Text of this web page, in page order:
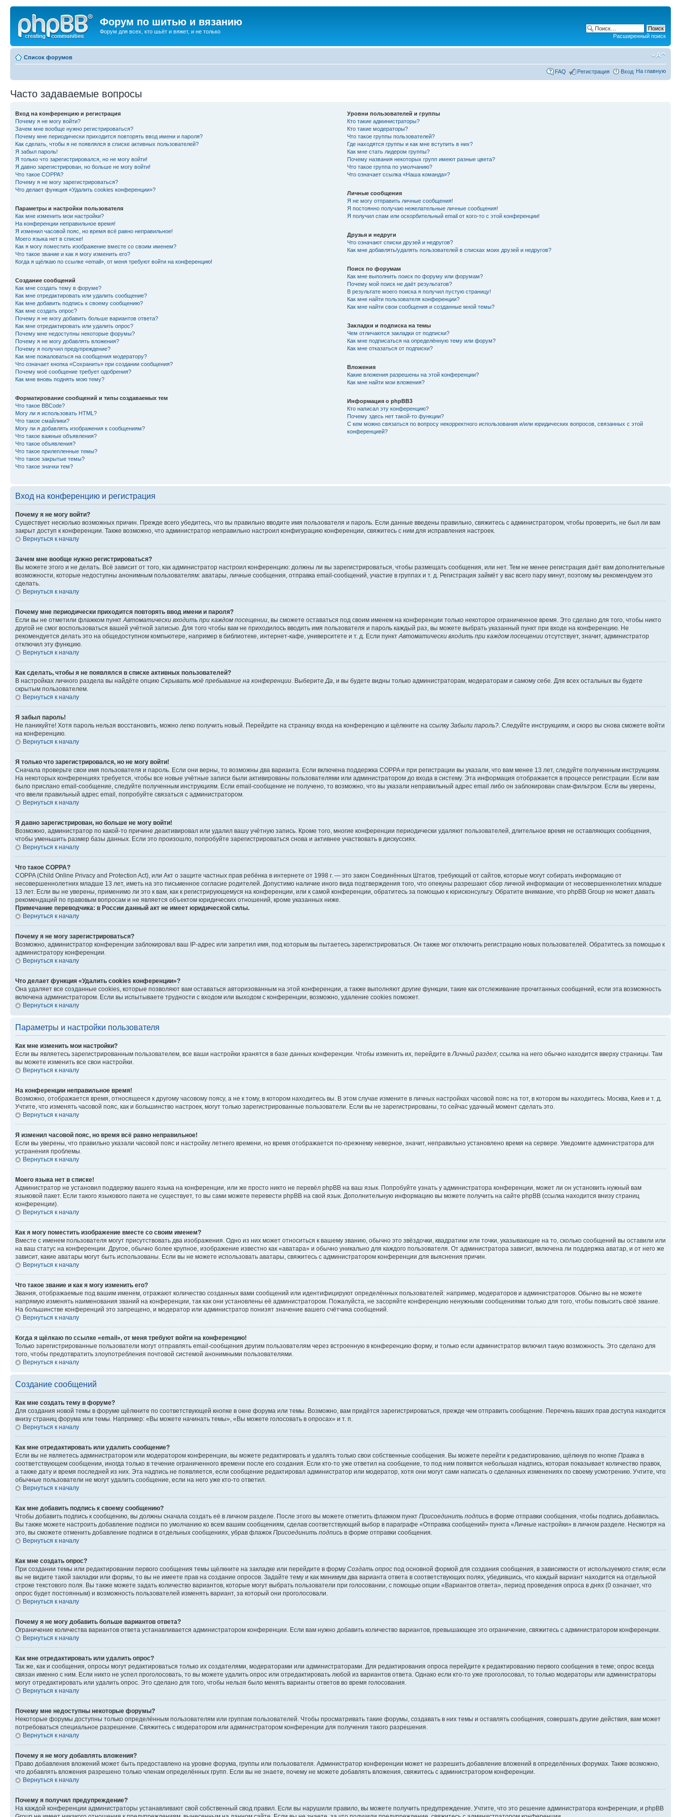
Форум по шитью и вязанию
Форум для всех, кто шьёт и вяжет, и не только
Расширенный поиск
Список форумов
FAQ Регистрация Вход На главную
Часто задаваемые вопросы
Вход на конференцию и регистрация
Почему я не могу войти?
Зачем мне вообще нужно регистрироваться?
Почему мне периодически приходится повторять ввод имени и пароля?
Как сделать, чтобы я не появлялся в списке активных пользователей?
Я забыл пароль!
Я только что зарегистрировался, но не могу войти!
Я давно зарегистрирован, но больше не могу войти!
Что такое COPPA?
Почему я не могу зарегистрироваться?
Что делает функция «Удалить cookies конференции»?
Параметры и настройки пользователя
Как мне изменить мои настройки?
На конференции неправильное время!
Я изменил часовой пояс, но время всё равно неправильное!
Моего языка нет в списке!
Как я могу поместить изображение вместе со своим именем?
Что такое звание и как я могу изменить его?
Когда я щёлкаю по ссылке «email», от меня требуют войти на конференцию!
Создание сообщений
Как мне создать тему в форуме?
Как мне отредактировать или удалить сообщение?
Как мне добавить подпись к своему сообщению?
Как мне создать опрос?
Почему я не могу добавить больше вариантов ответа?
Как мне отредактировать или удалить опрос?
Почему мне недоступны некоторые форумы?
Почему я не могу добавлять вложения?
Почему я получил предупреждение?
Как мне пожаловаться на сообщения модератору?
Что означает кнопка «Сохранить» при создании сообщения?
Почему моё сообщение требует одобрения?
Как мне вновь поднять мою тему?
Форматирование сообщений и типы создаваемых тем
Что такое BBCode?
Могу ли я использовать HTML?
Что такое смайлики?
Могу ли я добавлять изображения к сообщениям?
Что такое важные объявления?
Что такое объявления?
Что такое прилепленные темы?
Что такое закрытые темы?
Что такое значки тем?
Уровни пользователей и группы
Кто такие администраторы?
Кто такие модераторы?
Что такое группы пользователей?
Где находятся группы и как мне вступить в них?
Как мне стать лидером группы?
Почему названия некоторых групп имеют разные цвета?
Что такое группа по умолчанию?
Что означает ссылка «Наша команда»?
Личные сообщения
Я не могу отправить личные сообщения!
Я постоянно получаю нежелательные личные сообщения!
Я получил спам или оскорбительный email от кого-то с этой конференции!
Друзья и недруги
Что означают списки друзей и недругов?
Как мне добавлять/удалять пользователей в списках моих друзей и недругов?
Поиск по форумам
Как мне выполнить поиск по форуму или форумам?
Почему мой поиск не даёт результатов?
В результате моего поиска я получил пустую страницу!
Как мне найти пользователя конференции?
Как мне найти свои сообщения и созданные мной темы?
Закладки и подписка на темы
Чем отличаются закладки от подписки?
Как мне подписаться на определённую тему или форум?
Как мне отказаться от подписки?
Вложения
Какие вложения разрешены на этой конференции?
Как мне найти мои вложения?
Информация о phpBB3
Кто написал эту конференцию?
Почему здесь нет такой-то функции?
С кем можно связаться по вопросу некорректного использования и/или юридических вопросов, связанных с этой
конференцией?
Вход на конференцию и регистрация
Почему я не могу войти?
Существует несколько возможных причин. Прежде всего убедитесь, что вы правильно вводите имя пользователя и пароль. Если данные введены правильно, свяжитесь с администратором, чтобы проверить, не был ли вам
закрыт доступ к конференции. Также возможно, что администратор неправильно настроил конфигурацию конференции, свяжитесь с ним для исправления настроек.
Вернуться к началу
Зачем мне вообще нужно регистрироваться?
Вы можете этого и не делать. Всё зависит от того, как администратор настроил конференцию: должны ли вы зарегистрироваться, чтобы размещать сообщения, или нет. Тем не менее регистрация даёт вам дополнительные
возможности, которые недоступны анонимным пользователям: аватары, личные сообщения, отправка email-сообщений, участие в группах и т. д. Регистрация займёт у вас всего пару минут, поэтому мы рекомендуем это
сделать.
Вернуться к началу
Почему мне периодически приходится повторять ввод имени и пароля?
Если вы не отметили флажком пункт Автоматически входить при каждом посещении , вы сможете оставаться под своим именем на конференции только некоторое ограниченное время. Это сделано для того, чтобы никто
другой не смог воспользоваться вашей учётной записью. Для того чтобы вам не приходилось вводить имя пользователя и пароль каждый раз, вы можете выбрать указанный пункт при входе на конференцию. Не
рекомендуется делать это на общедоступном компьютере, например в библиотеке, интернет-кафе, университете и т. д. Если пункт Автоматически входить при каждом посещении отсутствует, значит, администратор
отключил эту функцию.
Вернуться к началу
Как сделать, чтобы я не появлялся в списке активных пользователей?
В настройках личного раздела вы найдёте опцию Скрывать моё пребывание на конференции . Выберите Да , и вы будете видны только администраторам, модераторам и самому себе. Для всех остальных вы будете
скрытым пользователем.
Вернуться к началу
Я забыл пароль!
Не паникуйте! Хотя пароль нельзя восстановить, можно легко получить новый. Перейдите на страницу входа на конференцию и щёлкните на ссылку Забыли пароль? . Следуйте инструкциям, и скоро вы снова сможете войти
на конференцию.
Вернуться к началу
Я только что зарегистрировался, но не могу войти!
Сначала проверьте свои имя пользователя и пароль. Если они верны, то возможны два варианта. Если включена поддержка COPPA и при регистрации вы указали, что вам менее 13 лет, следуйте полученным инструкциям.
На некоторых конференциях требуется, чтобы все новые учётные записи были активированы пользователями или администратором до входа в систему. Эта информация отображается в процессе регистрации. Если вам
было прислано email-сообщение, следуйте полученным инструкциям. Если email-сообщение не получено, то возможно, что вы указали неправильный адрес email либо он заблокирован спам-фильтром. Если вы уверены,
что ввели правильный адрес email, попробуйте связаться с администратором.
Вернуться к началу
Я давно зарегистрирован, но больше не могу войти!
Возможно, администратор по какой-то причине деактивировал или удалил вашу учётную запись. Кроме того, многие конференции периодически удаляют пользователей, длительное время не оставляющих сообщения,
чтобы уменьшить размер базы данных. Если это произошло, попробуйте зарегистрироваться снова и активнее участвовать в дискуссиях.
Вернуться к началу
Что такое COPPA?
COPPA (Child Online Privacy and Protection Act), или Акт о защите частных прав ребёнка в интернете от 1998 г. — это закон Соединённых Штатов, требующий от сайтов, которые могут собирать информацию от
несовершеннолетних младше 13 лет, иметь на это письменное согласие родителей. Допустимо наличие иного вида подтверждения того, что опекуны разрешают сбор личной информации от несовершеннолетних младше
13 лет. Если вы не уверены, применимо ли это к вам, как к регистрирующемуся на конференции, или к самой конференции, обратитесь за помощью к юрисконсульту. Обратите внимание, что phpBB Group не может давать
рекомендаций по правовым вопросам и не является объектом юридических отношений, кроме указанных ниже.
Примечание переводчика: в России данный акт не имеет юридической силы.
Вернуться к началу
Почему я не могу зарегистрироваться?
Возможно, администратор конференции заблокировал ваш IP-адрес или запретил имя, под которым вы пытаетесь зарегистрироваться. Он также мог отключить регистрацию новых пользователей. Обратитесь за помощью к
администратору конференции.
Вернуться к началу
Что делает функция «Удалить cookies конференции»?
Она удаляет все созданные cookies, которые позволяют вам оставаться авторизованным на этой конференции, а также выполняют другие функции, такие как отслеживание прочитанных сообщений, если эта возможность
включена администратором. Если вы испытываете трудности с входом или выходом с конференции, возможно, удаление cookies поможет.
Вернуться к началу
Параметры и настройки пользователя
Как мне изменить мои настройки?
Если вы являетесь зарегистрированным пользователем, все ваши настройки хранятся в базе данных конференции. Чтобы изменить их, перейдите в Личный раздел; ссылка на него обычно находится вверху страницы. Там
вы можете изменить все свои настройки.
Вернуться к началу
На конференции неправильное время!
Возможно, отображается время, относящееся к другому часовому поясу, а не к тому, в котором находитесь вы. В этом случае измените в личных настройках часовой пояс на тот, в котором вы находитесь: Москва, Киев и т. д.
Учтите, что изменять часовой пояс, как и большинство настроек, могут только зарегистрированные пользователи. Если вы не зарегистрированы, то сейчас удачный момент сделать это.
Вернуться к началу
Я изменил часовой пояс, но время всё равно неправильное!
Если вы уверены, что правильно указали часовой пояс и настройку летнего времени, но время отображается по-прежнему неверное, значит, неправильно установлено время на сервере. Уведомите администратора для
устранения проблемы.
Вернуться к началу
Моего языка нет в списке!
Администратор не установил поддержку вашего языка на конференции, или же просто никто не перевёл phpBB на ваш язык. Попробуйте узнать у администратора конференции, может ли он установить нужный вам
языковой пакет. Если такого языкового пакета не существует, то вы сами можете перевести phpBB на свой язык. Дополнительную информацию вы можете получить на сайте phpBB (ссылка находится внизу страниц
конференции).
Вернуться к началу
Как я могу поместить изображение вместе со своим именем?
Вместе с именем пользователя могут присутствовать два изображения. Одно из них может относиться к вашему званию, обычно это звёздочки, квадратики или точки, указывающие на то, сколько сообщений вы оставили или
на ваш статус на конференции. Другое, обычно более крупное, изображение известно как «аватара» и обычно уникально для каждого пользователя. От администратора зависит, включена ли поддержка аватар, и от него же
зависит, какие аватары могут быть использованы. Если вы не можете использовать аватары, свяжитесь с администратором конференции для выяснения причин.
Вернуться к началу
Что такое звание и как я могу изменить его?
Звания, отображаемые под вашим именем, отражают количество созданных вами сообщений или идентифицируют определённых пользователей: например, модераторов и администраторов. Обычно вы не можете
напрямую изменять наименования званий на конференции, так как они установлены её администратором. Пожалуйста, не засоряйте конференцию ненужными сообщениями только для того, чтобы повысить своё звание.
На большинстве конференций это запрещено, и модератор или администратор понизят значение вашего счётчика сообщений.
Вернуться к началу
Когда я щёлкаю по ссылке «email», от меня требуют войти на конференцию!
Только зарегистрированные пользователи могут отправлять email-сообщения другим пользователям через встроенную в конференцию форму, и только если администратор включил такую возможность. Это сделано для
того, чтобы предотвратить злоупотребления почтовой системой анонимными пользователями.
Вернуться к началу
Создание сообщений
Как мне создать тему в форуме?
Для создания новой темы в форуме щёлкните по соответствующей кнопке в окне форума или темы. Возможно, вам придётся зарегистрироваться, прежде чем отправить сообщение. Перечень ваших прав доступа находится
внизу страниц форума или темы. Например: «Вы можете начинать темы», «Вы можете голосовать в опросах» и т. п.
Вернуться к началу
Как мне отредактировать или удалить сообщение?
Если вы не являетесь администратором или модератором конференции, вы можете редактировать и удалять только свои собственные сообщения. Вы можете перейти к редактированию, щёлкнув по кнопке Правка в
соответствующем сообщении, иногда только в течение ограниченного времени после его создания. Если кто-то уже ответил на сообщение, то под ним появится небольшая надпись, которая показывает количество правок,
а также дату и время последней из них. Эта надпись не появляется, если сообщение редактировал администратор или модератор, хотя они могут сами написать о сделанных изменениях по своему усмотрению. Учтите, что
обычные пользователи не могут удалить сообщение, если на него уже кто-то ответил.
Вернуться к началу
Как мне добавить подпись к своему сообщению?
Чтобы добавить подпись к сообщению, вы должны сначала создать её в личном разделе. После этого вы можете отметить флажком пункт Присоединить подпись в форме отправки сообщения, чтобы подпись добавилась.
Вы также можете настроить добавление подписи по умолчанию ко всем вашим сообщениям, сделав соответствующий выбор в параграфе «Отправка сообщений» пункта «Личные настройки» в личном разделе. Несмотря на
это, вы сможете отменить добавление подписи в отдельных сообщениях, убрав флажок Присоединить подпись в форме отправки сообщения.
Вернуться к началу
Как мне создать опрос?
При создании темы или редактировании первого сообщения темы щёлкните на закладке или перейдите в форму Создать опрос под основной формой для создания сообщения, в зависимости от используемого стиля; если
вы не видите такой закладки или формы, то вы не имеете прав на создание опросов. Задайте тему и как минимум два варианта ответа в соответствующих полях, убедившись, что каждый вариант находится на отдельной
строке текстового поля. Вы также можете задать количество вариантов, которые могут выбрать пользователи при голосовании, с помощью опции «Вариантов ответа», период проведения опроса в днях (0 означает, что
опрос будет постоянным) и возможность пользователей изменять вариант, за который они проголосовали.
Вернуться к началу
Почему я не могу добавить больше вариантов ответа?
Ограничение количества вариантов ответа устанавливается администратором конференции. Если вам нужно добавить количество вариантов, превышающее это ограничение, свяжитесь с администратором конференции.
Вернуться к началу
Как мне отредактировать или удалить опрос?
Так же, как и сообщения, опросы могут редактироваться только их создателями, модераторами или администраторами. Для редактирования опроса перейдите к редактированию первого сообщения в теме; опрос всегда
связан именно с ним. Если никто не успел проголосовать, то вы можете удалить опрос или отредактировать любой из вариантов ответа. Однако если кто-то уже проголосовал, то только модераторы или администраторы
могут отредактировать или удалить опрос. Это сделано для того, чтобы нельзя было менять варианты ответов во время голосования.
Вернуться к началу
Почему мне недоступны некоторые форумы?
Некоторые форумы доступны только определённым пользователям или группам пользователей. Чтобы просматривать такие форумы, создавать в них темы и оставлять сообщения, совершать другие действия, вам может
потребоваться специальное разрешение. Свяжитесь с модератором или администратором конференции для получения такого разрешения.
Вернуться к началу
Почему я не могу добавлять вложения?
Право добавления вложений может быть предоставлено на уровне форума, группы или пользователя. Администратор конференции может не разрешить добавление вложений в определённых форумах. Также возможно,
что добавлять вложения разрешено только членам определённых групп. Если вы не знаете, почему не можете добавлять вложения, свяжитесь с администратором конференции.
Вернуться к началу
Почему я получил предупреждение?
На каждой конференции администраторы устанавливают свой собственный свод правил. Если вы нарушили правило, вы можете получить предупреждение. Учтите, что это решение администратора конференции, и phpBB